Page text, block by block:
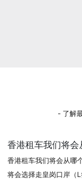
- 了解
香港租车我们将会
香港租车我们将会从哪
将会选择走皇岗口岸（